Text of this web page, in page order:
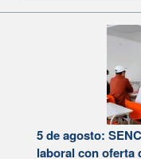
5 de agosto:
laboral con oferta